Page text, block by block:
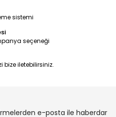
sistemi
seçeneği
bize iletebilirsiniz.
e-posta ile haberdar